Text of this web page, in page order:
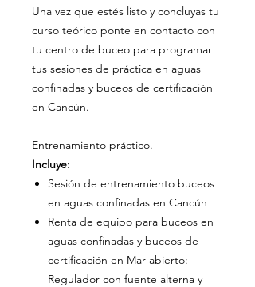
Una vez que estés listo y concluyas tu
curso teórico ponte en contacto con
tu centro de buceo para programar
tus sesiones de práctica en aguas
confinadas y buceos de certificación
en Cancún.
Entrenamiento práctico.
Incluye:
Sesión de entrenamiento buceos
en aguas confinadas en Cancún
Renta de equipo para buceos en
aguas confinadas y buceos de
certificación en Mar abierto:
Regulador con fuente alterna y